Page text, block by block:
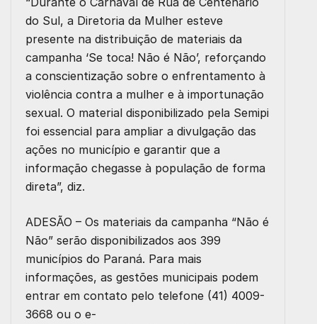
do Sul, a Diretoria da Mulher esteve
presente na distribuição de materiais da
campanha ‘Se toca! Não é Não’, reforçando
a conscientização sobre o enfrentamento à
violência contra a mulher e à importunação
sexual. O material disponibilizado pela Semipi
foi essencial para ampliar a divulgação das
ações no município e garantir que a
informação chegasse à população de forma
direta”, diz.
ADESÃO – Os materiais da campanha “Não é
Não” serão disponibilizados aos 399
municípios do Paraná. Para mais
informações, as gestões municipais podem
entrar em contato pelo telefone (41) 4009-
3668 ou o e-